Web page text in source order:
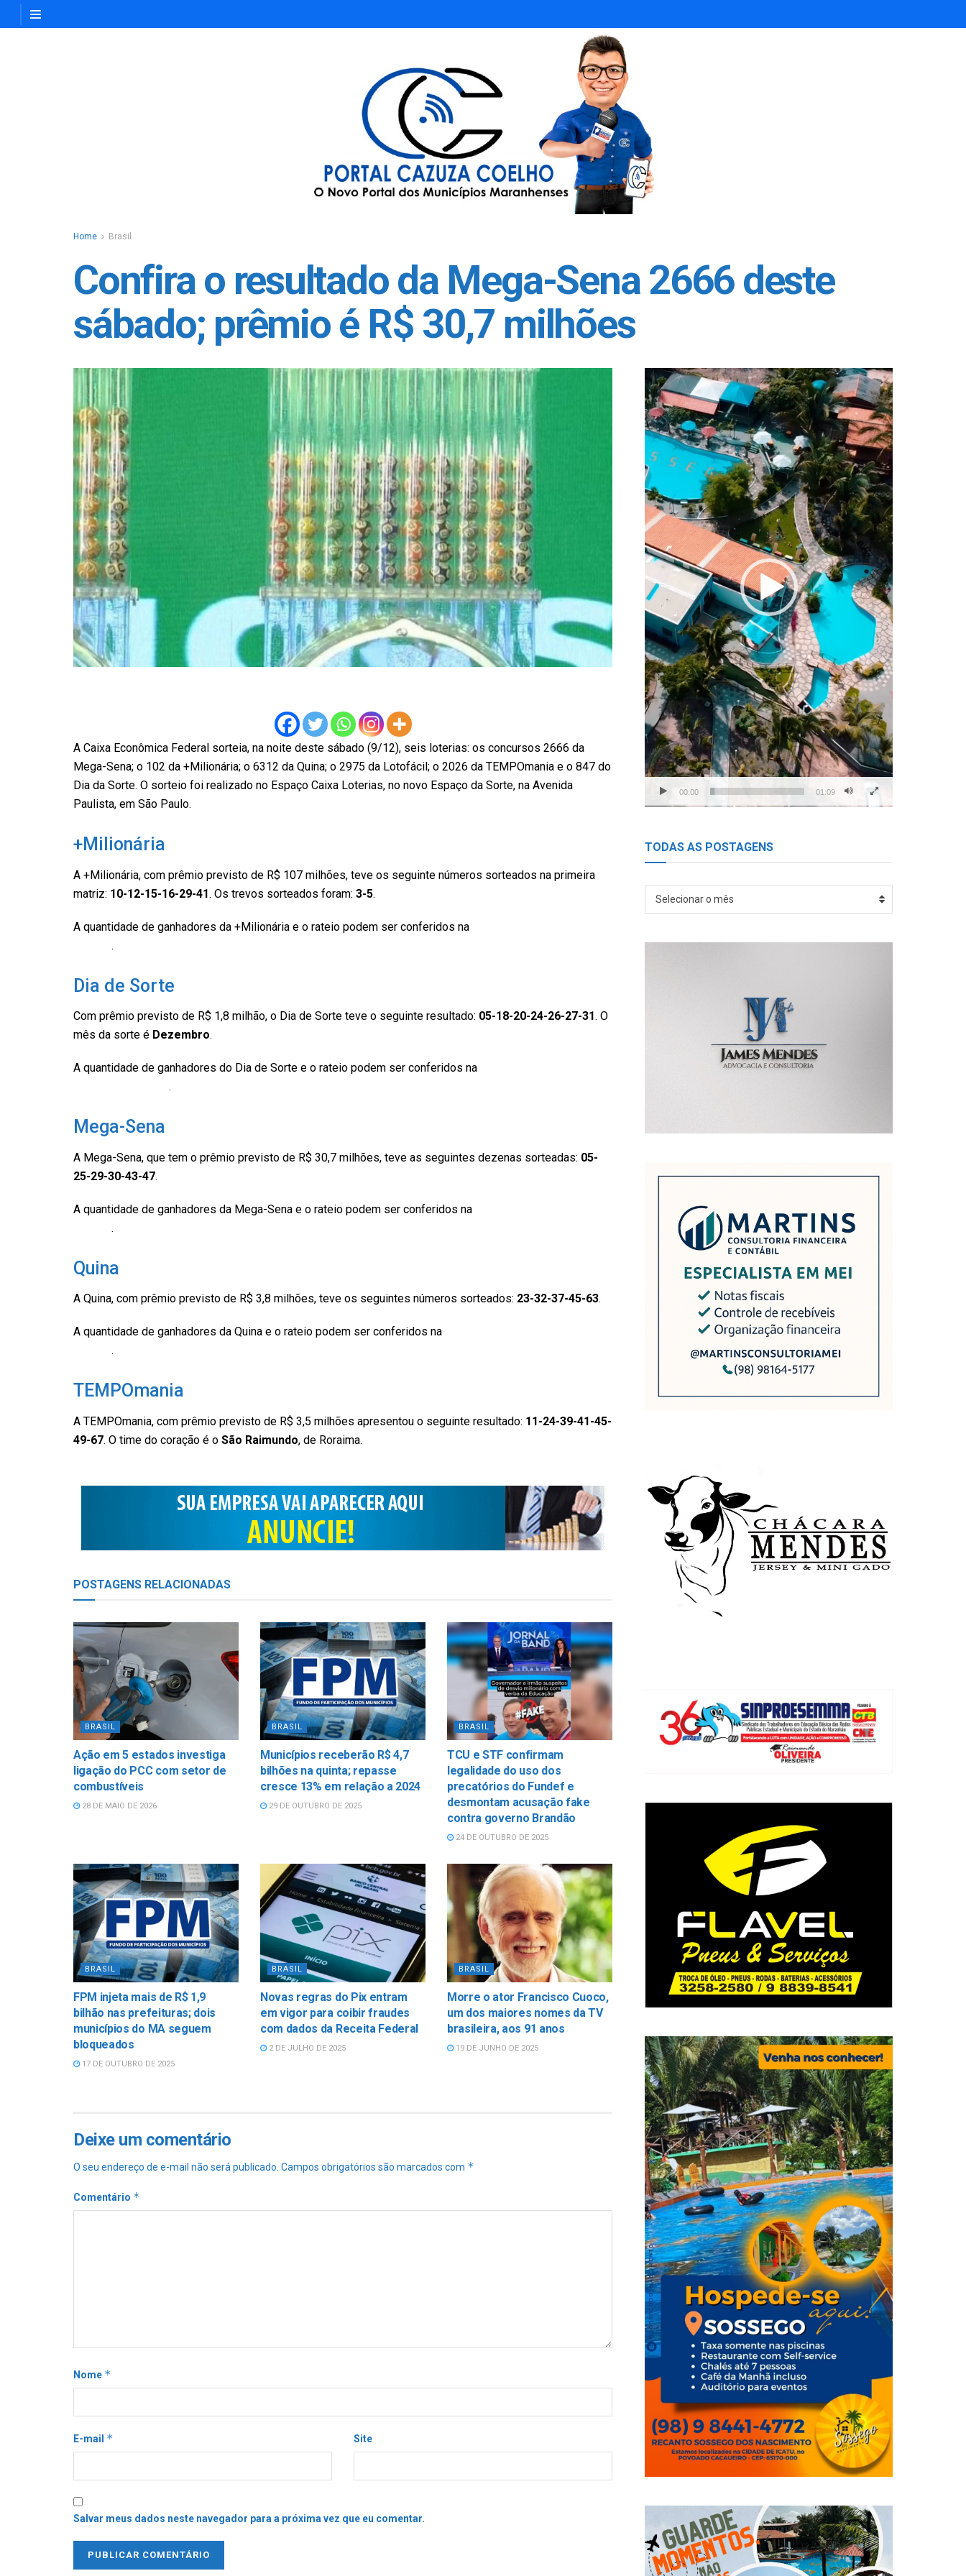
Home Brasil
Confira o resultado da Mega-Sena 2666 deste
sábado; prêmio é R$ 30,7 milhões
A Caixa Econômica Federal sorteia, na noite deste sábado (9/12), seis loterias: os concursos 2666 da
Mega-Sena; o 102 da +Milionária; o 6312 da Quina; o 2975 da Lotofácil; o 2026 da TEMPOmania e o 847 do
Dia da Sorte. O sorteio foi realizado no Espaço Caixa Loterias, no novo Espaço da Sorte, na Avenida
Paulista, em São Paulo.
+Milionária
A +Milionária, com prêmio previsto de R$ 107 milhões, teve os seguinte números sorteados na primeira
matriz: 10-12-15-16-29-41. Os trevos sorteados foram: 3-5.
A quantidade de ganhadores da +Milionária e o rateio podem ser conferidos na
.
Dia de Sorte
Com prêmio previsto de R$ 1,8 milhão, o Dia de Sorte teve o seguinte resultado: 05-18-20-24-26-27-31. O
mês da sorte é Dezembro.
A quantidade de ganhadores do Dia de Sorte e o rateio podem ser conferidos na
.
Mega-Sena
A Mega-Sena, que tem o prêmio previsto de R$ 30,7 milhões, teve as seguintes dezenas sorteadas: 05-
25-29-30-43-47.
A quantidade de ganhadores da Mega-Sena e o rateio podem ser conferidos na
.
Quina
A Quina, com prêmio previsto de R$ 3,8 milhões, teve os seguintes números sorteados: 23-32-37-45-63.
A quantidade de ganhadores da Quina e o rateio podem ser conferidos na
.
TEMPOmania
A TEMPOmania, com prêmio previsto de R$ 3,5 milhões apresentou o seguinte resultado: 11-24-39-41-45-
49-67. O time do coração é o São Raimundo, de Roraima.
POSTAGENS RELACIONADAS
BRASIL
Ação em 5 estados investiga
ligação do PCC com setor de
combustíveis
28 DE MAIO DE 2026
BRASIL
Municípios receberão R$ 4,7
bilhões na quinta; repasse
cresce 13% em relação a 2024
29 DE OUTUBRO DE 2025
BRASIL
TCU e STF confirmam
legalidade do uso dos
precatórios do Fundef e
desmontam acusação fake
contra governo Brandão
24 DE OUTUBRO DE 2025
BRASIL
FPM injeta mais de R$ 1,9
bilhão nas prefeituras; dois
municípios do MA seguem
bloqueados
17 DE OUTUBRO DE 2025
BRASIL
Novas regras do Pix entram
em vigor para coibir fraudes
com dados da Receita Federal
2 DE JULHO DE 2025
BRASIL
Morre o ator Francisco Cuoco,
um dos maiores nomes da TV
brasileira, aos 91 anos
19 DE JUNHO DE 2025
Deixe um comentário
O seu endereço de e-mail não será publicado. Campos obrigatórios são marcados com *
Comentário *
Nome *
E-mail * Site
Salvar meus dados neste navegador para a próxima vez que eu comentar.
Tocador
de
vídeo
00:00 01:09
TODAS AS POSTAGENS
TODAS
Selecionar o mês